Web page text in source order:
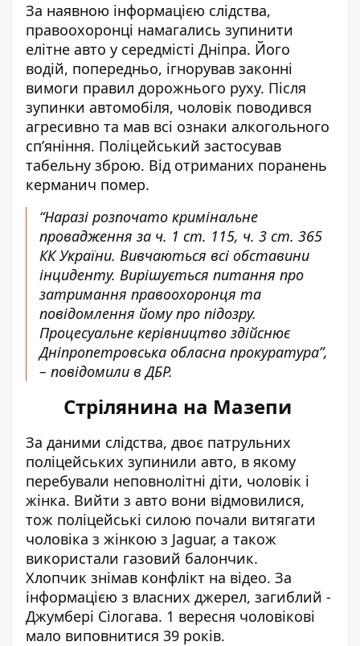
За наявною інформацією слідства,
правоохоронці намагались зупинити
елітне авто у середмісті Дніпра. Його
водій, попередньо, ігнорував законні
вимоги правил дорожнього руху. Після
зупинки автомобіля, чоловік поводився
агресивно та мав всі ознаки алкогольного
сп’яніння. Поліцейський застосував
табельну зброю. Від отриманих поранень
керманич помер.
“Наразі розпочато кримінальне
провадження за ч. 1 ст. 115, ч. 3 ст. 365
КК України. Вивчаються всі обставини
інциденту. Вирішується питання про
затримання правоохоронця та
повідомлення йому про підозру.
Процесуальне керівництво здійснює
Дніпропетровська обласна прокуратура”,
– повідомили в ДБР.
Стрілянина на Мазепи
За даними слідства, двоє патрульних
поліцейських зупинили авто, в якому
перебували неповнолітні діти, чоловік і
жінка. Вийти з авто вони відмовилися,
тож поліцейські силою почали витягати
чоловіка з жінкою з Jaguar, а також
використали газовий балончик.
Хлопчик знімав конфлікт на відео. За
інформацією з власних джерел, загиблий -
Джумбері Сілогава. 1 вересня чоловікові
мало виповнитися 39 років.